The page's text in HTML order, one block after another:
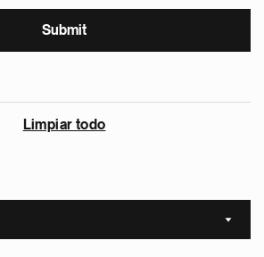
Limpiar todo
Sort